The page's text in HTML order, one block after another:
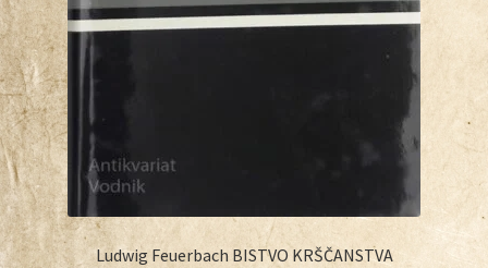
Ludwig Feuerbach BISTVO KRŠČANSTVA